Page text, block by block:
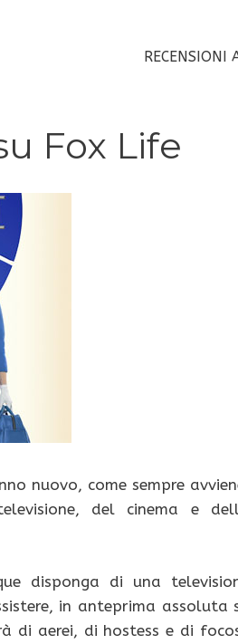
RECENSIONI
Fox Life
nuovo, come sempre
del cinema e
disponga di una
in anteprima assoluta
di aerei, di hostess e di